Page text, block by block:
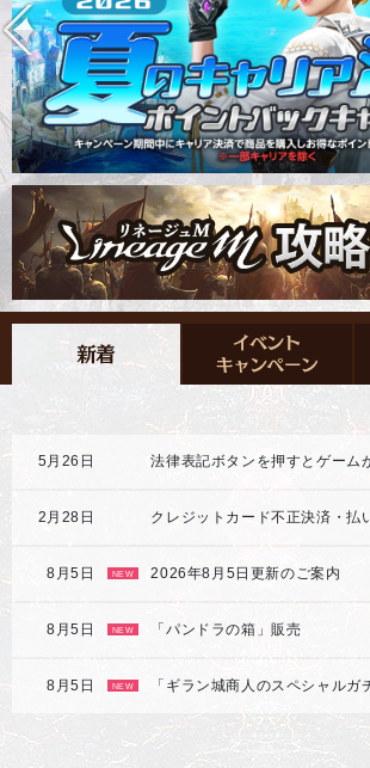
5月26日 法律表記ボタンを押すとゲーム
2月28日
8月5日 NEW 2026年8月5日更新のご案内
8月5日 NEW 「パンドラの箱」販売
8月5日 NEW 「ギラン城商人のスペシャルガ